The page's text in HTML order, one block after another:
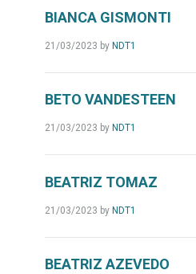
BIANCA GISMONTI
21/03/2023 by NDT1
BETO VANDESTEEN
21/03/2023 by NDT1
BEATRIZ TOMAZ
21/03/2023 by NDT1
BEATRIZ AZEVEDO